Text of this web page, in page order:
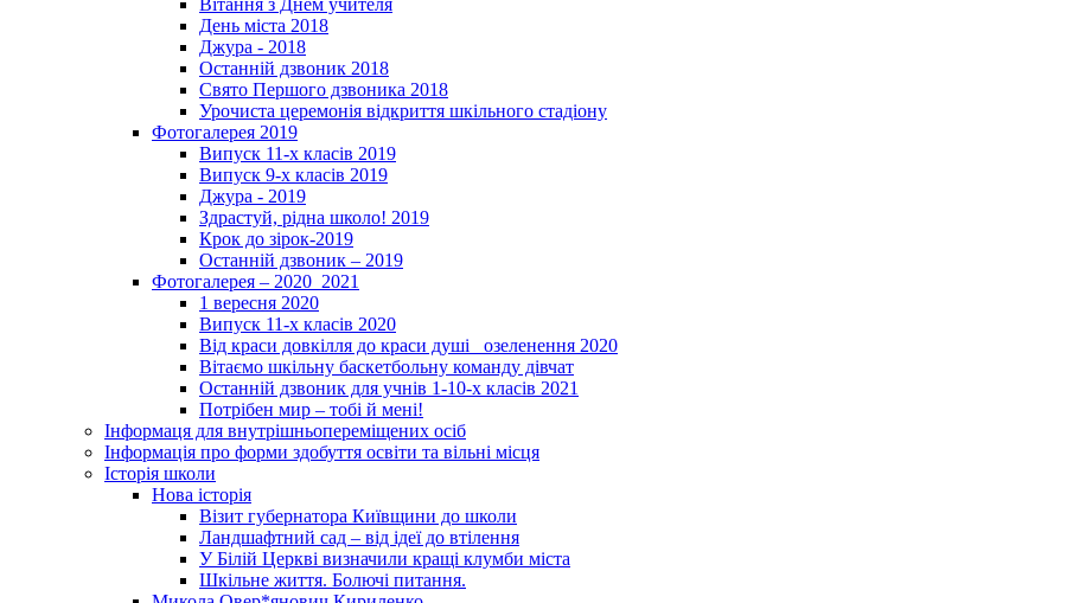
День міста 2018
Джура - 2018
Останній дзвоник 2018
Свято Першого дзвоника 2018
Урочиста церемонія відкриття шкільного стадіону
Фотогалерея 2019
Випуск 11-х класів 2019
Випуск 9-х класів 2019
Джура - 2019
Здрастуй, рідна школо! 2019
Крок до зірок-2019
Останній дзвоник – 2019
Фотогалерея – 2020_2021
1 вересня 2020
Випуск 11-х класів 2020
Від краси довкілля до краси душі _озеленення 2020
Вітаємо шкільну баскетбольну команду дівчат
Останній дзвоник для учнів 1-10-х класів 2021
Потрібен мир – тобі й мені!
Інформаця для внутрішньопереміщених осіб
Інформація про форми здобуття освіти та вільні місця
Історія школи
Нова історія
Візит губернатора Київщини до школи
Ландшафтний сад – від ідеї до втілення
У Білій Церкві визначили кращі клумби міста
Шкільне життя. Болючі питання.